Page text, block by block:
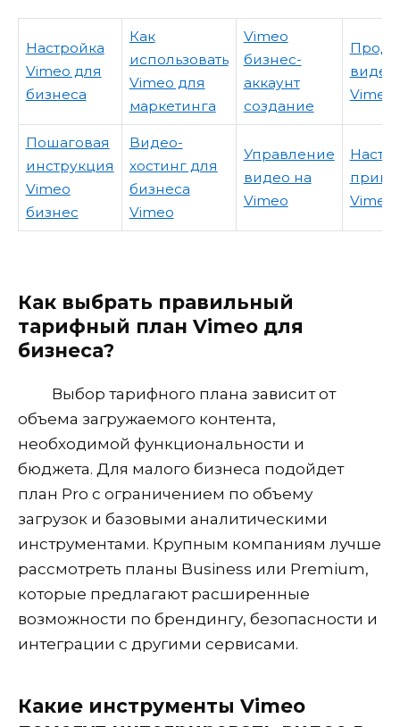
Настройка
Vimeo для
бизнеса
Как
использовать
Vimeo для
маркетинга
Vimeo
бизнес-
аккаунт
создание
видео
Vimeo
Пошаговая
инструкция
Vimeo
бизнес
Видео-
хостинг для
бизнеса
Vimeo
Управление
видео на
Vimeo
Vimeo
Как выбрать правильный
тарифный план Vimeo для
бизнеса?
Выбор тарифного плана зависит от
объема загружаемого контента,
необходимой функциональности и
бюджета. Для малого бизнеса подойдет
план Pro с ограничением по объему
загрузок и базовыми аналитическими
инструментами. Крупным компаниям лучше
рассмотреть планы Business или Premium,
которые предлагают расширенные
возможности по брендингу, безопасности и
интеграции с другими сервисами.
Какие инструменты Vimeo